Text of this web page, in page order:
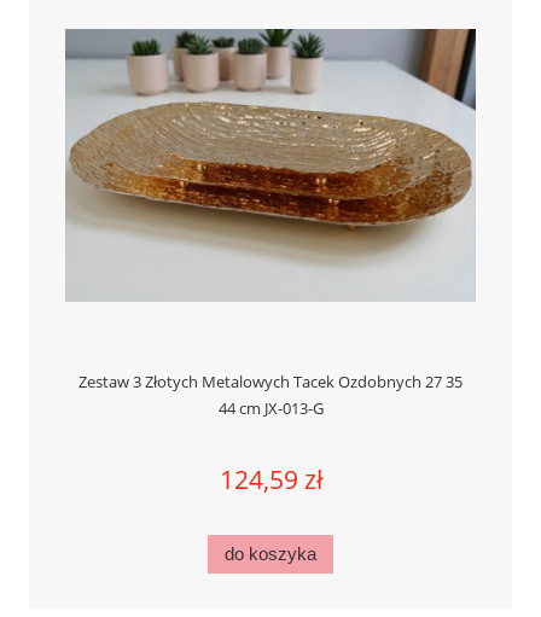
Zestaw 3 Złotych Metalowych Tacek Ozdobnych 27 35
44 cm JX-013-G
124,59 zł
do koszyka